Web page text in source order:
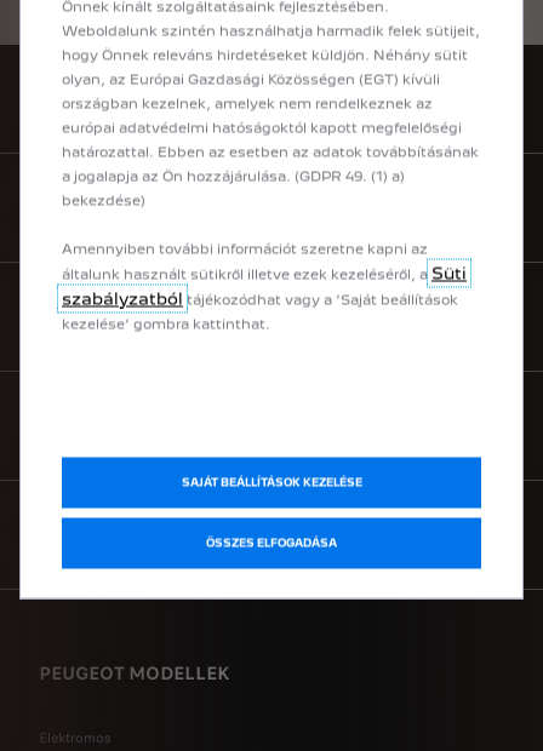
országa PEUGEOT honlapján talál.
KÍNÁLATUNK
MÁRKAKERESKEDŐ KERESÉS
TESZTVEZETÉS
KAPCSOLATFELVÉTEL
PEUGEOT MODELLEK
Elektromos
Önnek kínált szolgáltatásaink fejlesztésében.
Weboldalunk szintén használhatja harmadik felek sütijeit,
hogy Önnek releváns hirdetéseket küldjön. Néhány sütit
olyan, az Európai Gazdasági Közösségen (EGT) kívüli
országban kezelnek, amelyek nem rendelkeznek az
európai adatvédelmi hatóságoktól kapott megfelelőségi
határozattal. Ebben az esetben az adatok továbbításának
a jogalapja az Ön hozzájárulása. (GDPR 49. (1) a)
bekezdése)
Amennyiben további információt szeretne kapni az
általunk használt sütikről illetve ezek kezeléséről, a Süti
szabályzatból tájékozódhat vagy a ’Saját beállítások
kezelése’ gombra kattinthat.
SAJÁT BEÁLLÍTÁSOK KEZELÉSE
ÖSSZES ELFOGADÁSA